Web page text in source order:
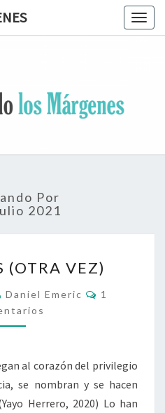
Terapia
Ocupacional
Por
2021
(OTRA
(OTRA VEZ)
Daniel Emeric
1
al corazón del privilegio
se nombran y se hacen
Herrero, 2020) Lo han